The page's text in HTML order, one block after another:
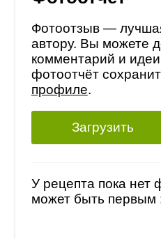
Фотоотзыв —
автору. Вы можете
комментарий и идеи
фотоотчёт
профиле.
Загрузить
У рецепта пока нет
может быть первым